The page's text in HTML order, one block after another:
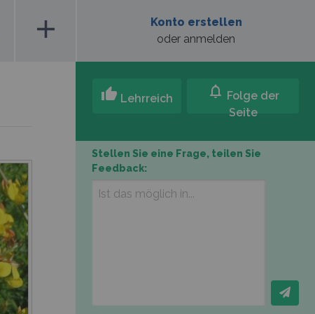
add
Konto erstellen
oder anmelden
thumb_up Lehrreich notifications Folge der
Seite
Stellen Sie eine Frage, teilen Sie
Feedback: